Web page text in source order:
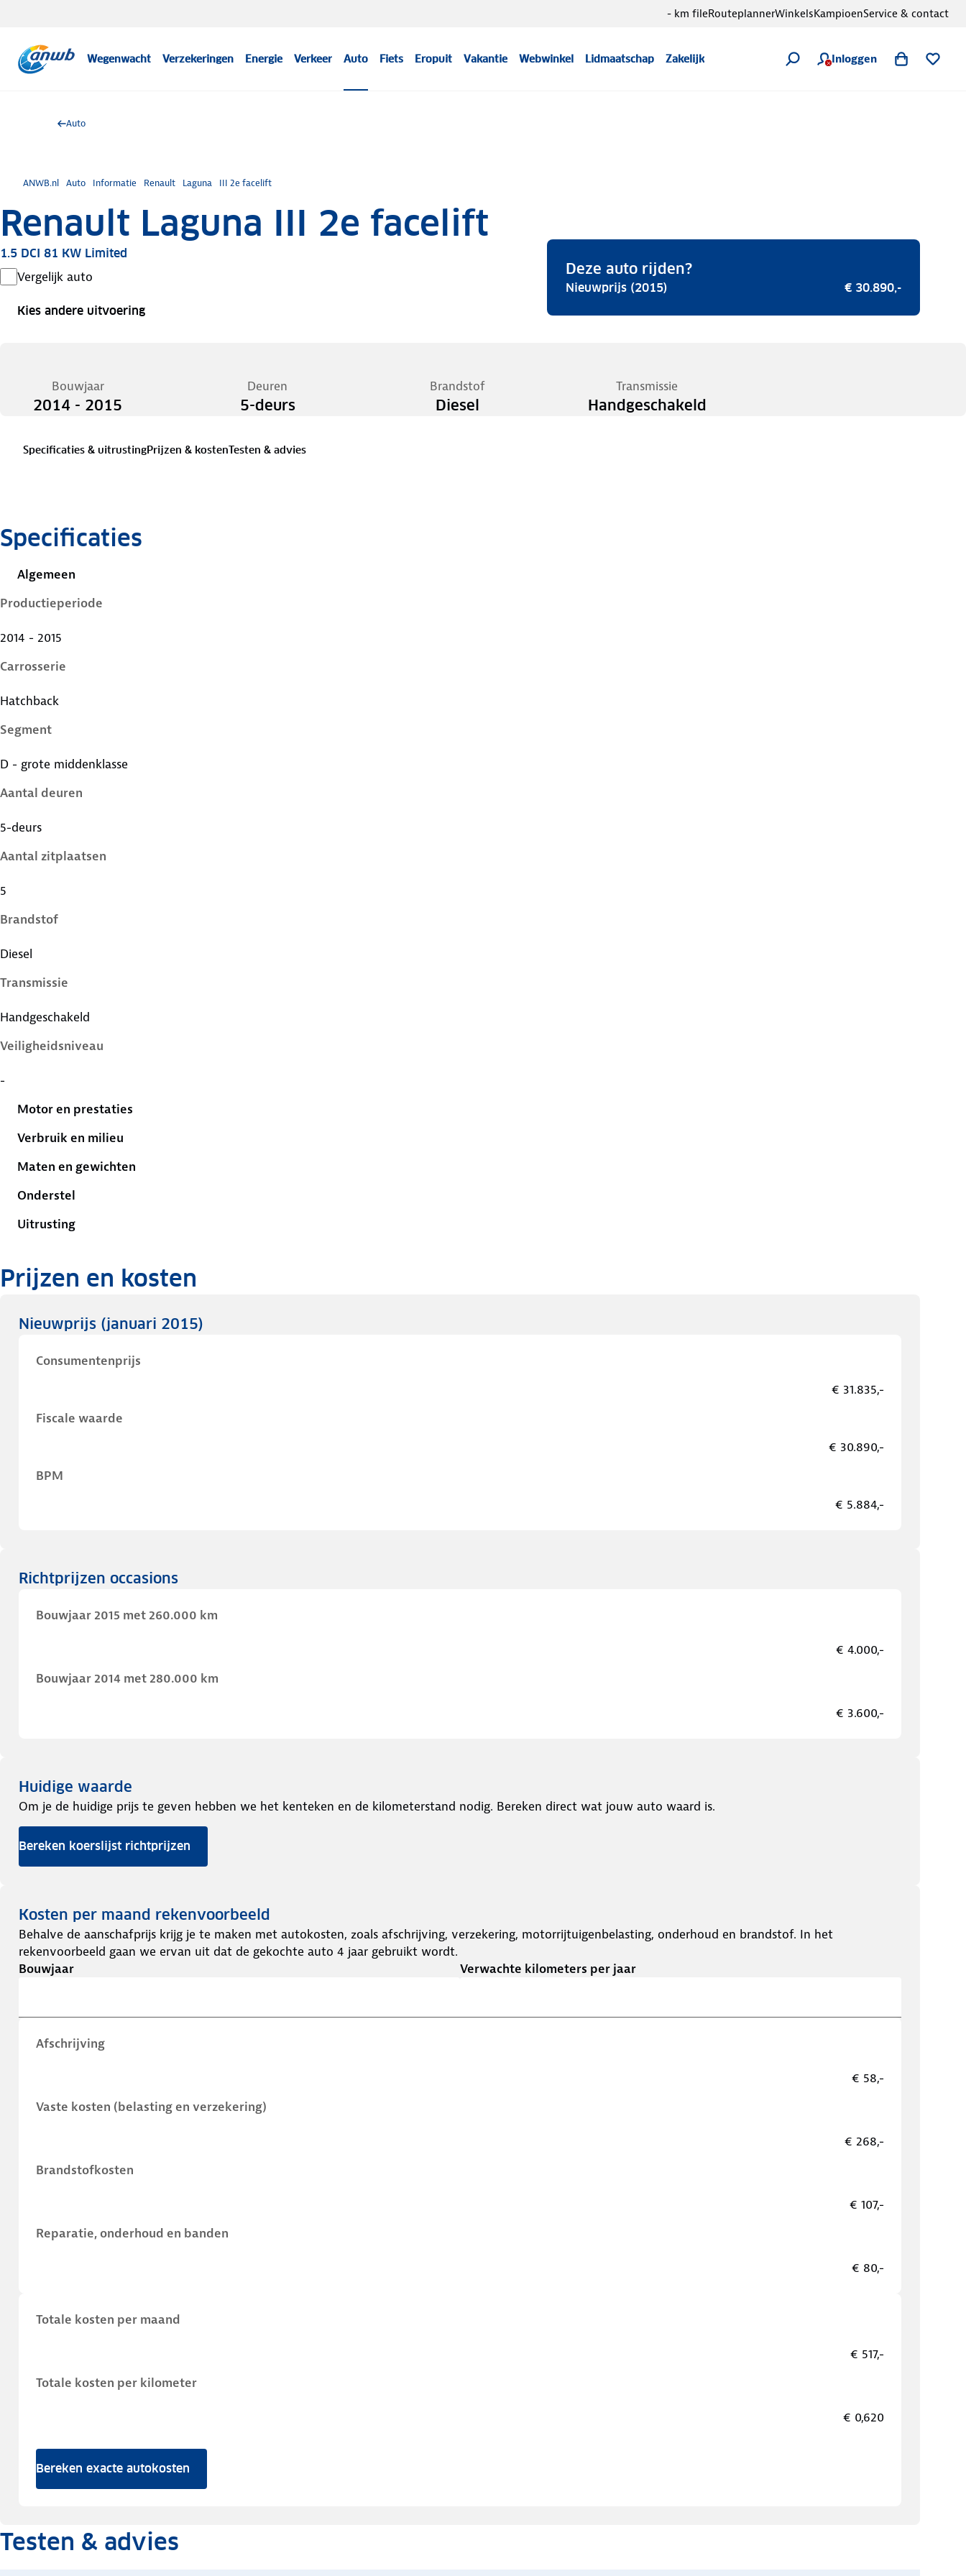
Wegenwacht Verzekeringen Energie Verkeer Auto Fiets Eropuit Vakantie Webwinkel Lidmaatschap Zakelijk Inloggen
- km fileRouteplannerWinkelsKampioenService & contact
Auto
ANWB.nl Auto Informatie Renault Laguna III 2e facelift
Renault Laguna III 2e facelift
1.5 DCI 81 KW Limited
Vergelijk auto
Kies andere uitvoering
Deze auto rijden?
Nieuwprijs (2015) € 30.890,-
Bouwjaar
2014 - 2015
Deuren
5-deurs
Brandstof
Diesel
Transmissie
Handgeschakeld
Specificaties & uitrustingPrijzen & kostenTesten & advies
Specificaties
Algemeen
Productieperiode
2014 - 2015
Carrosserie
Hatchback
Segment
D - grote middenklasse
Aantal deuren
5-deurs
Aantal zitplaatsen
5
Brandstof
Diesel
Transmissie
Handgeschakeld
Veiligheidsniveau
-
Motor en prestaties
Verbruik en milieu
Maten en gewichten
Onderstel
Uitrusting
Prijzen en kosten
Nieuwprijs (januari 2015)
Consumentenprijs
€ 31.835,-
Fiscale waarde
€ 30.890,-
BPM
€ 5.884,-
Richtprijzen occasions
Bouwjaar 2015 met 260.000 km
€ 4.000,-
Bouwjaar 2014 met 280.000 km
€ 3.600,-
Huidige waarde
Om je de huidige prijs te geven hebben we het kenteken en de kilometerstand nodig. Bereken direct wat jouw auto waard is.
Bereken koerslijst richtprijzen
Kosten per maand rekenvoorbeeld
Behalve de aanschafprijs krijg je te maken met autokosten, zoals afschrijving, verzekering, motorrijtuigenbelasting, onderhoud en brandstof. In het
rekenvoorbeeld gaan we ervan uit dat de gekochte auto 4 jaar gebruikt wordt.
Bouwjaar
Verwachte kilometers per jaar
Afschrijving
€ 58,-
Vaste kosten (belasting en verzekering)
€ 268,-
Brandstofkosten
€ 107,-
Reparatie, onderhoud en banden
€ 80,-
Totale kosten per maand
€ 517,-
Totale kosten per kilometer
€ 0,620
Bereken exacte autokosten
Testen & advies